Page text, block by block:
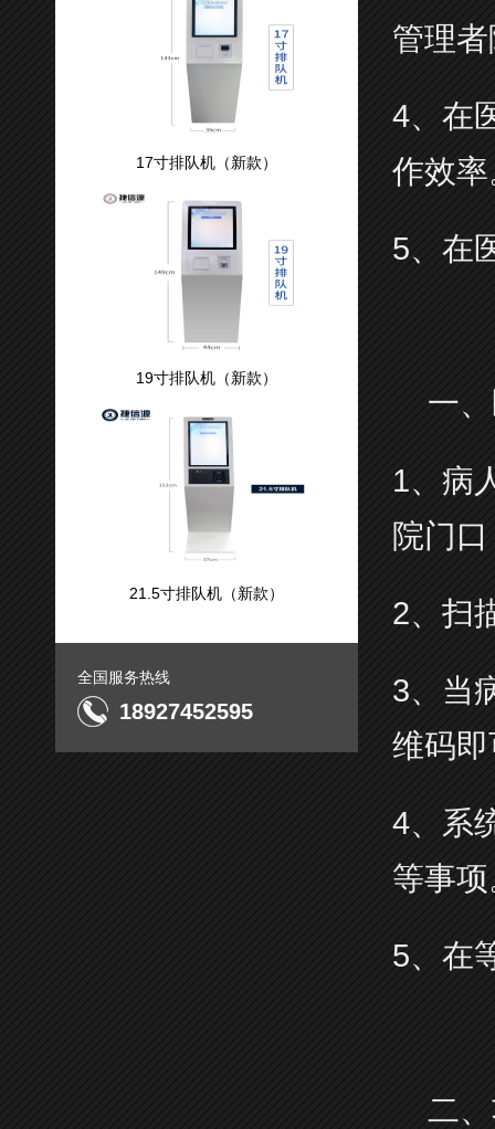
17寸排队机（新款）
19寸排队机（新款）
21.5寸排队机（新款）
全国服务热线
18927452595
管理
4、在
作效
5、在
一、
1、病
院门
2、扫
3、当
维码
4、系
等事
5、在
二、